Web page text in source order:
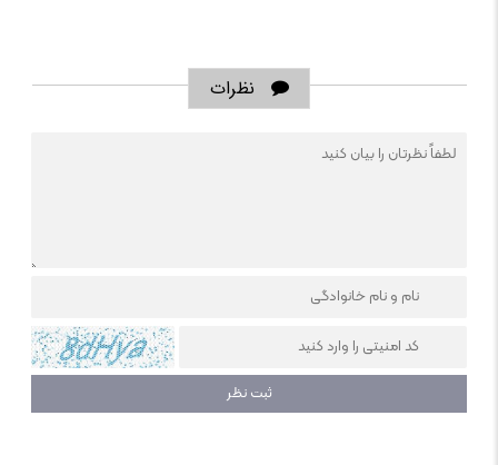
نظرات